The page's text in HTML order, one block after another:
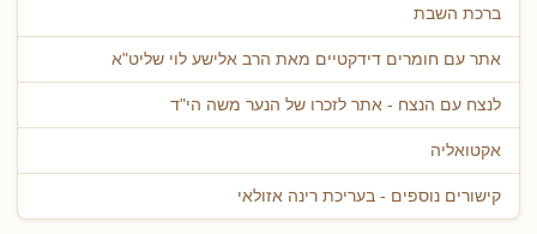
ברכת השבת
אתר עם חומרים דידקטיים מאת הרב אלישע לוי שליט"א
לנצח עם הנצח - אתר לזכרו של הנער משה הי"ד
אקטואליה
קישורים נוספים - בעריכת רינה אזולאי